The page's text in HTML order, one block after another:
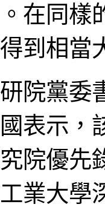
在同樣
到相當
院黨委
國表示
院優先
業大學